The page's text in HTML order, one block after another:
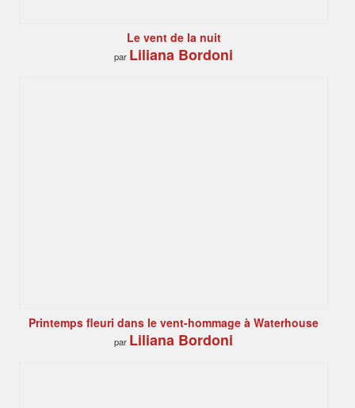
Le vent de la nuit
par Liliana Bordoni
Printemps fleuri dans le vent-hommage à Waterhouse
par Liliana Bordoni